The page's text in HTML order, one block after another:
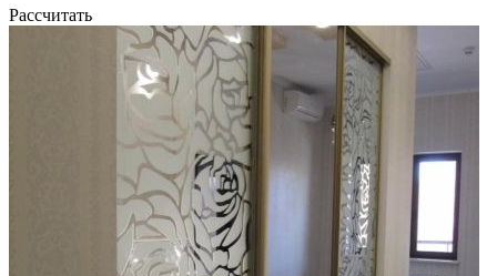
Рассчитать